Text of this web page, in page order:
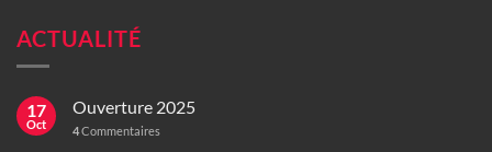
ACTUALITÉ
17
Oct
Ouverture 2025
4Commentaires